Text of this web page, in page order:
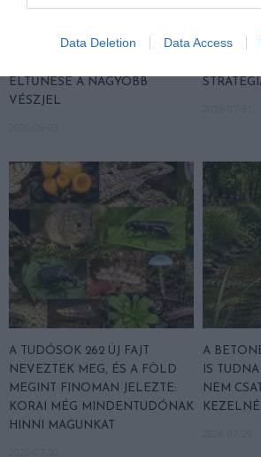
Data Deletion Data Access
NEM CSAK A RITKASÁGOK
HÉTKÖZNAPI MADARAK ÉS
ELTŰNÉSE A NAGYOBB
VÉSZJEL
A
A TUDÓSOK 262 ÚJ FAJT
NEVEZTEK MEG, ÉS A FÖLD
MEGINT FINOMAN JELEZTE:
KORAI MÉG MINDENTUDÓNAK
HINNI MAGUNKAT
A
IS
NEM